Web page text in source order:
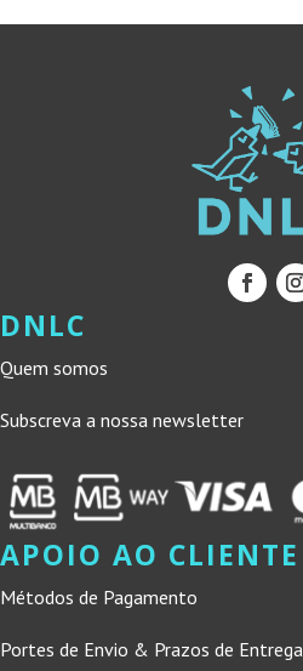
DNLC
Quem somos
Subscreva a nossa newsletter
APOIO AO CLIENTE
Métodos de Pagamento
Portes de Envio & Prazos de Entrega